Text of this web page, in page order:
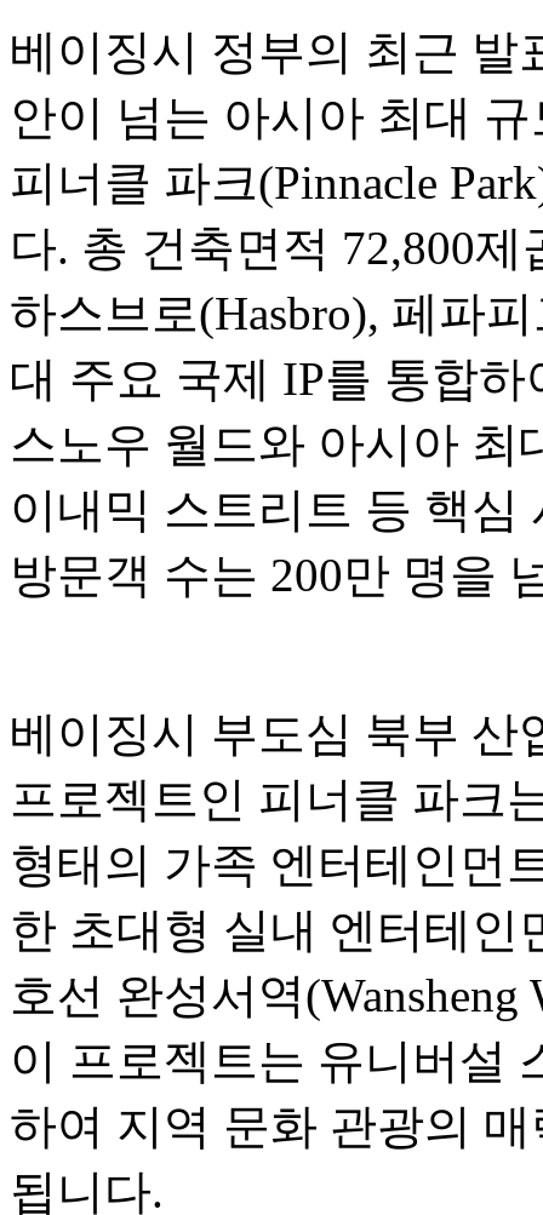
베이징시 정부의 최근 발
안이 넘는 아시아 최대
피너클 파크(Pinnacle
다. 총 건축면적 72,800
하스브로(Hasbro), 페파
대 주요 국제 IP를 통합
스노우 월드와 아시아 최
이내믹 스트리트 등 핵심
방문객 수는 200만 명을
베이징시 부도심 북부 산
프로젝트인 피너클 파크
형태의 가족 엔터테인먼
한 초대형 실내 엔터테인
호선 완성서역
이 프로젝트는 유니버설
하여 지역 문화 관광의
됩니다.